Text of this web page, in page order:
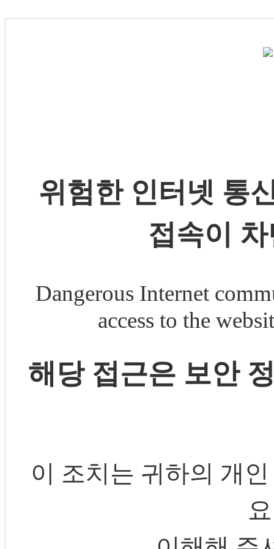
위험한 인터넷 통
접속이
Dangerous Internet
access to the
해당 접근은 보안
이 조치는 귀하의 개